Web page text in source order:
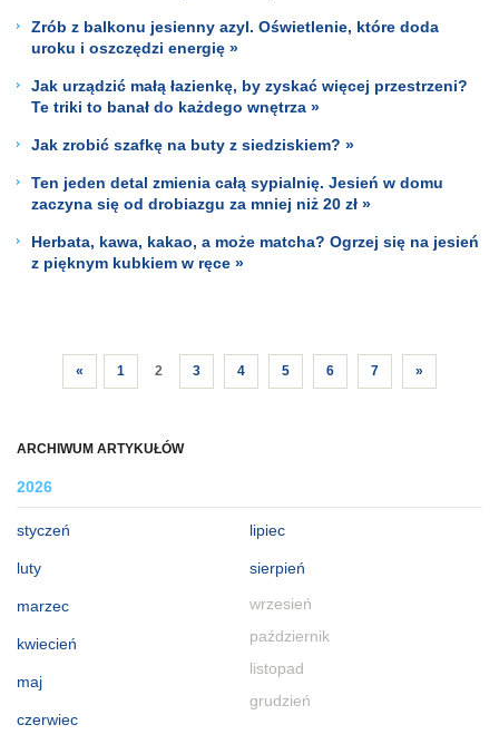
ARCHIWUM ARTYKUŁÓW
2026
styczeń
luty
marzec
kwiecień
maj
czerwiec
lipiec
sierpień
wrzesień
październik
listopad
grudzień
Zrób z balkonu jesienny azyl. Oświetlenie, które doda
uroku i oszczędzi energię »
Jak urządzić małą łazienkę, by zyskać więcej przestrzeni?
Te triki to banał do każdego wnętrza »
Jak zrobić szafkę na buty z siedziskiem? »
Ten jeden detal zmienia całą sypialnię. Jesień w domu
zaczyna się od drobiazgu za mniej niż 20 zł »
Herbata, kawa, kakao, a może matcha? Ogrzej się na jesień
z pięknym kubkiem w ręce »
« 1 2 3 4 5 6 7 »